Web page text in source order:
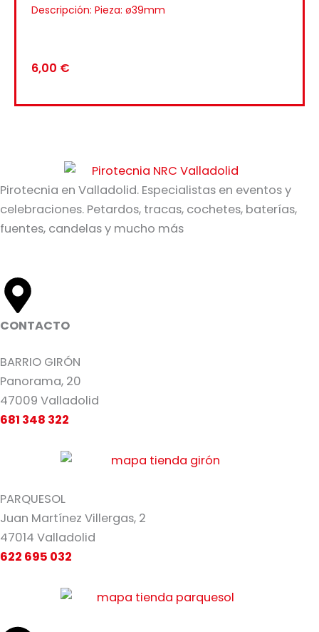
Descripción: Pieza: ø39mm
6,00 €
Pirotecnia en Valladolid. Especialistas en eventos y
celebraciones. Petardos, tracas, cochetes, baterías,
fuentes, candelas y mucho más
CONTACTO
BARRIO GIRÓN
Panorama, 20
47009 Valladolid
681 348 322
PARQUESOL
Juan Martínez Villergas, 2
47014 Valladolid
622 695 032